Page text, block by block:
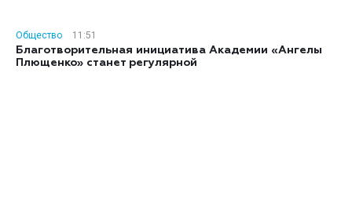
Общество
11:51
Благотворительная инициатива Академии «Ангелы
Плющенко» станет регулярной